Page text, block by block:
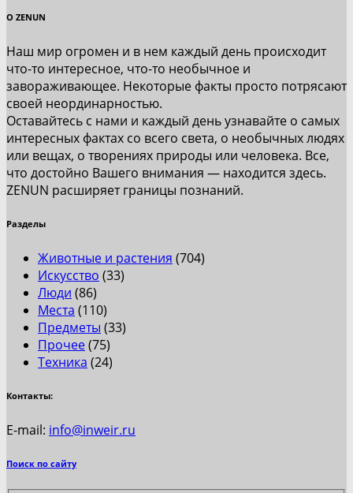
О ZENUN
Наш мир огромен и в нем каждый день происходит
что-то интересное, что-то необычное и
завораживающее. Некоторые факты просто потрясают
своей неординарностью.
Оставайтесь с нами и каждый день узнавайте о самых
интересных фактах со всего света, о необычных людях
или вещах, о творениях природы или человека. Все,
что достойно Вашего внимания — находится здесь.
ZENUN расширяет границы познаний.
Разделы
Животные и растения (704)
Искусство (33)
Люди (86)
Места (110)
Предметы (33)
Прочее(75)
Техника (24)
Контакты:
E-mail: info@inweir.ru
Поиск по сайту